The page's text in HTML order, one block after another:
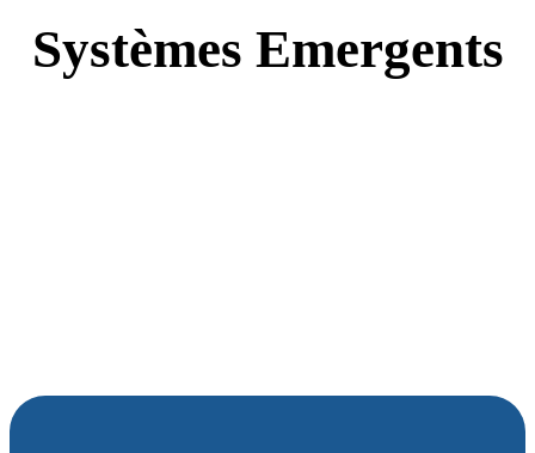
Systèmes Emergents